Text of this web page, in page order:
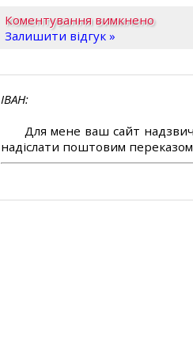
Коментування вимкнено
Залишити відгук »
ІВАН
Для мене ваш сайт
надіслати поштовим